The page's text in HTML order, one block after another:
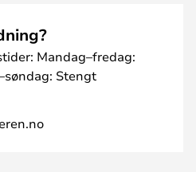
Mandag–fredag:
Stengt